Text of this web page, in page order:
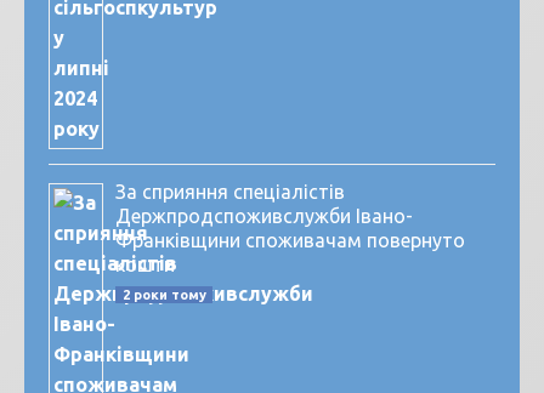
За сприяння спеціалістів
Держпродспоживслужби Івано-
Франківщини споживачам повернуто
кошти
2 роки тому